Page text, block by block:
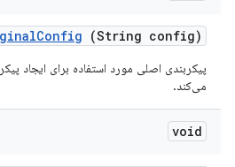
Config (String config)
پیکربندی اصلی مورد استفاده برای ایجاد
می‌کند.
void